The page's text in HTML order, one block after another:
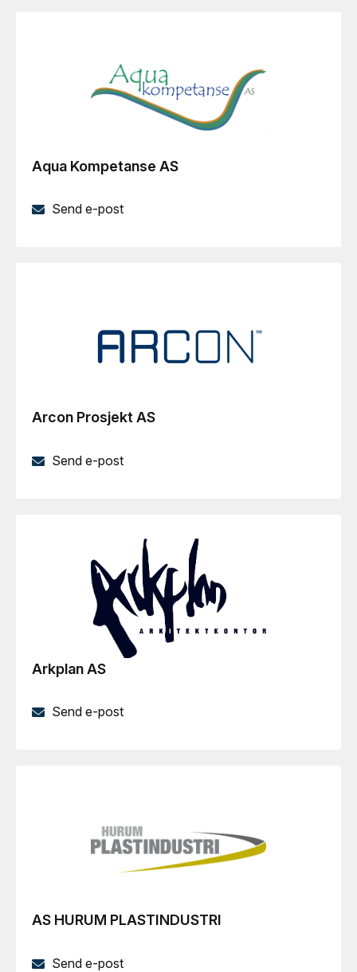
Aqua Kompetanse AS
Send e-post
Arcon Prosjekt AS
Send e-post
Arkplan AS
Send e-post
AS HURUM PLASTINDUSTRI
Send e-post